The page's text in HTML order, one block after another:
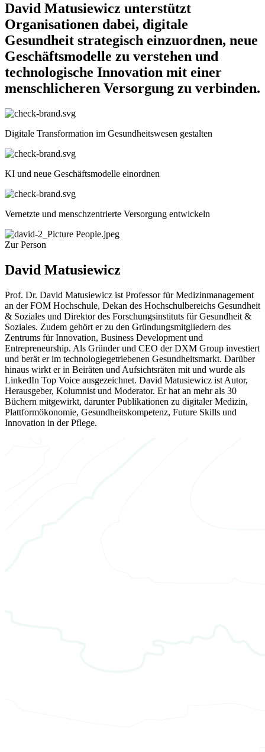
David Matusiewicz unterstützt
Organisationen dabei, digitale
Gesundheit strategisch einzuordnen, neue
Geschäftsmodelle zu verstehen und
technologische Innovation mit einer
menschlicheren Versorgung zu verbinden.
Digitale Transformation im Gesundheitswesen gestalten
KI und neue Geschäftsmodelle einordnen
Vernetzte und menschzentrierte Versorgung entwickeln
Zur Person
David Matusiewicz
Prof. Dr. David Matusiewicz ist Professor für Medizinmanagement
an der FOM Hochschule, Dekan des Hochschulbereichs Gesundheit
& Soziales und Direktor des Forschungsinstituts für Gesundheit &
Soziales. Zudem gehört er zu den Gründungsmitgliedern des
Zentrums für Innovation, Business Development und
Entrepreneurship. Als Gründer und CEO der DXM Group investiert
und berät er im technologiegetriebenen Gesundheitsmarkt. Darüber
hinaus wirkt er in Beiräten und Aufsichtsräten mit und wurde als
LinkedIn Top Voice ausgezeichnet. David Matusiewicz ist Autor,
Herausgeber, Kolumnist und Moderator. Er hat an mehr als 30
Büchern mitgewirkt, darunter Publikationen zu digitaler Medizin,
Plattformökonomie, Gesundheitskompetenz, Future Skills und
Innovation in der Pflege.